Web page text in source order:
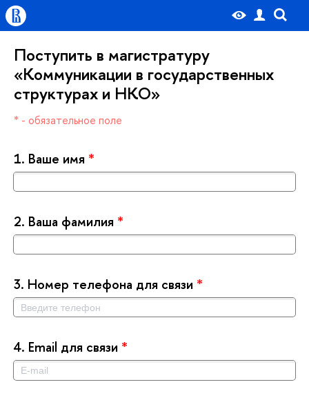
Поступить в магистратуру
«Коммуникации в государственных
структурах и НКО»
* - обязательное поле
1. аше имя *
2. аша фамилия *
3. Номер телефона для связи *
4. Email для связи *